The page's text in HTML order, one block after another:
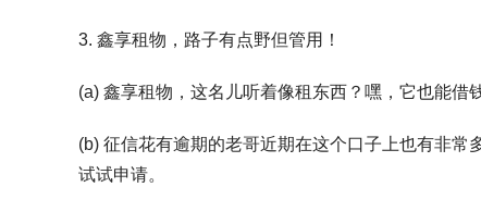
3. 鑫享租物，路子有点野但管用！
(a) 鑫享租物，这名儿听着像租东西？嘿，它也能借
(b) 征信花有逾期的老哥近期在这个口子上也有非
试试申请。